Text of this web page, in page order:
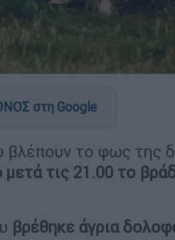
στη Google
βλέπουν το φως της
τις 21.00 το
βρέθηκε άγρια